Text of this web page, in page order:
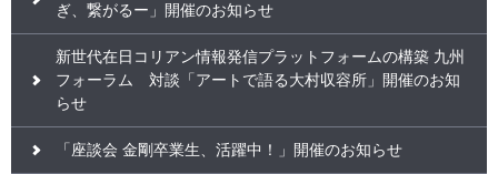
ぎ、繋がるー」開催のお知らせ
新世代在日コリアン情報発信プラットフォームの構築 九州
フォーラム 対談「アートで語る大村収容所」開催のお知
らせ
「座談会 金剛卒業生、活躍中！」開催のお知らせ